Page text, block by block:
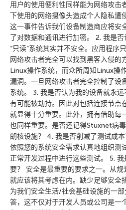
用户的使用便利性同样能为网络攻击
下使用的网络摄像头造成个人隐私遭
这一事件告诉我们设备制造商应将安
了对数据和通讯进行加密。 2. 我是否
“只读”系统其实并不安全。应用程序
网络攻击者完全可以找到黑客入侵的
Linux操作系统，而众所周知Linux操
漏洞。一旦网络攻击者完全控制了设
系统。 3. 我是否认为我的设备就永
有可能被劫持。因此对包括连接节点
就显得十分重要。此外，拥有借助每
也同样重要。是否还记得Stuxnet病
朗核设施？ 4. 我是否削减了测试成
依照您的系统安全需求认真地组织测
正常开发过程中进行这些测试。 5.
要？ 安全是最重要的要求之一。从
就应该将其考虑在内。缺少足够安全
为我们安全生活/社会基础设施的一
答，这不仅对于开发人员或公司是一